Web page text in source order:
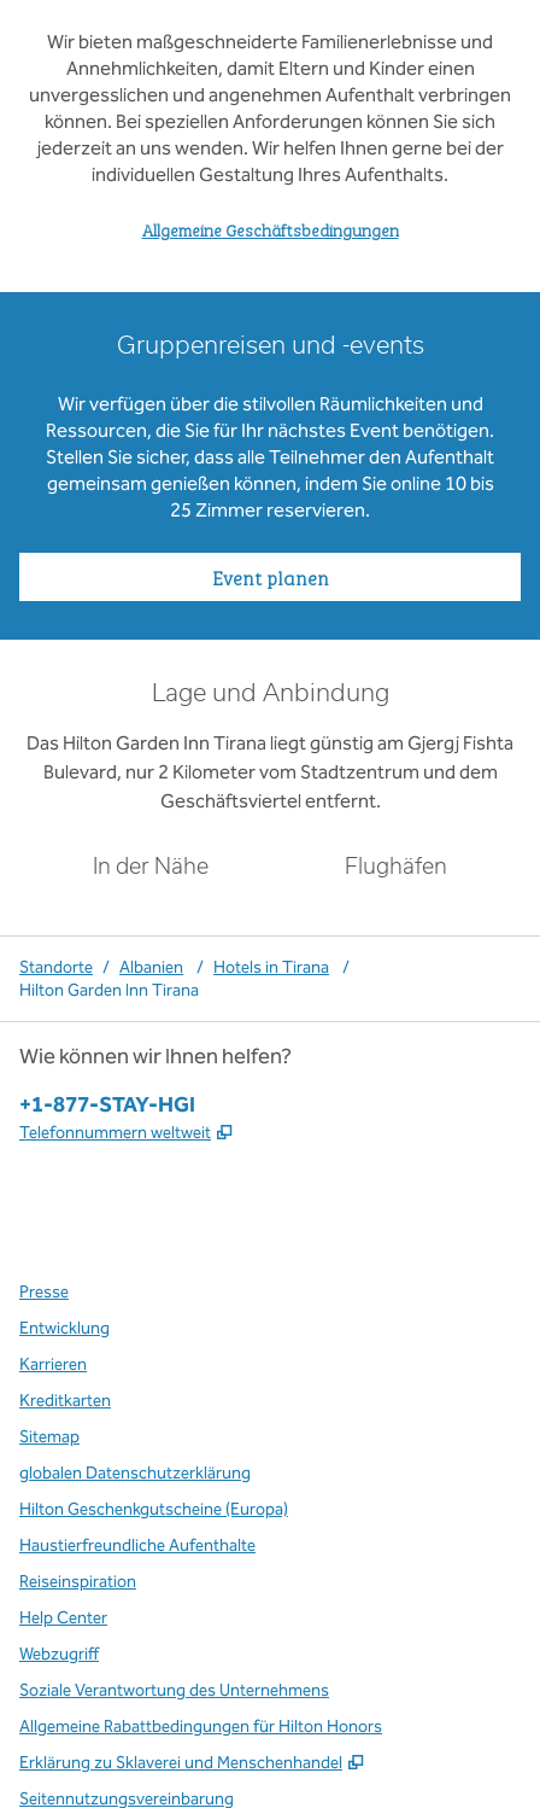
Wir bieten maßgeschneiderte Familienerlebnisse und
Annehmlichkeiten, damit Eltern und Kinder einen
unvergesslichen und angenehmen Aufenthalt verbringen
können. Bei speziellen Anforderungen können Sie sich
jederzeit an uns wenden. Wir helfen Ihnen gerne bei der
individuellen Gestaltung Ihres Aufenthalts.
Allgemeine Geschäftsbedingungen
Gruppenreisen und -events
Wir verfügen über die stilvollen Räumlichkeiten und
Ressourcen, die Sie für Ihr nächstes Event benötigen.
Stellen Sie sicher, dass alle Teilnehmer den Aufenthalt
gemeinsam genießen können, indem Sie online 10 bis
25 Zimmer reservieren.
Event planen
Lage und Anbindung
Das Hilton Garden Inn Tirana liegt günstig am Gjergj Fishta
Bulevard, nur 2 Kilometer vom Stadtzentrum und dem
Geschäftsviertel entfernt.
In der Nähe Flughäfen
Standorte / Albanien / Hotels in Tirana
/
Hilton Garden Inn Tirana
Wie können wir Ihnen helfen?
Telefon:
+1-877-STAY-HGI
Telefonnummern weltweit ,
Presse
Entwicklung
Karrieren
Kreditkarten
Sitemap
globalen Datenschutzerklärung
Hilton Geschenkgutscheine (Europa)
Haustierfreundliche Aufenthalte
Reiseinspiration
Help Center
Webzugriff
Soziale Verantwortung des Unternehmens
Allgemeine Rabattbedingungen für Hilton Honors
Erklärung zu Sklaverei und Menschenhandel
,
Seitennutzungsvereinbarung